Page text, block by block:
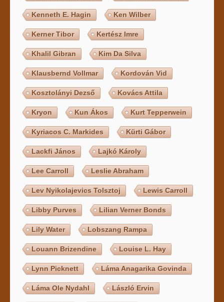
Kenneth E. Hagin Ken Wilber
Kerner Tibor Kertész Imre
Khalil Gibran Kim Da Silva
Klausbernd Vollmar Kordován Vid
Kosztolányi Dezső Kovács Attila
Kryon Kun Ákos Kurt Tepperwein
Kyriacos C. Markides Kürti Gábor
Lackfi János Lajkó Károly
Lee Carroll Leslie Abraham
Lev Nyikolajevics Tolsztoj Lewis Carroll
Libby Purves Lilian Verner Bonds
Lily Water Lobszang Rampa
Louann Brizendine Louise L. Hay
Lynn Picknett Láma Anagarika Govinda
Láma Ole Nydahl László Ervin